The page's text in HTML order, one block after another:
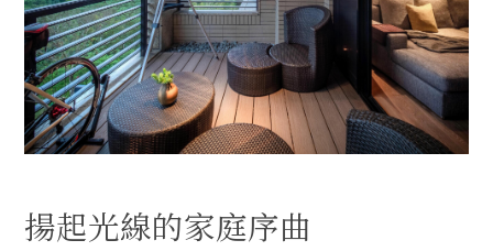
揚起光線的家庭序曲